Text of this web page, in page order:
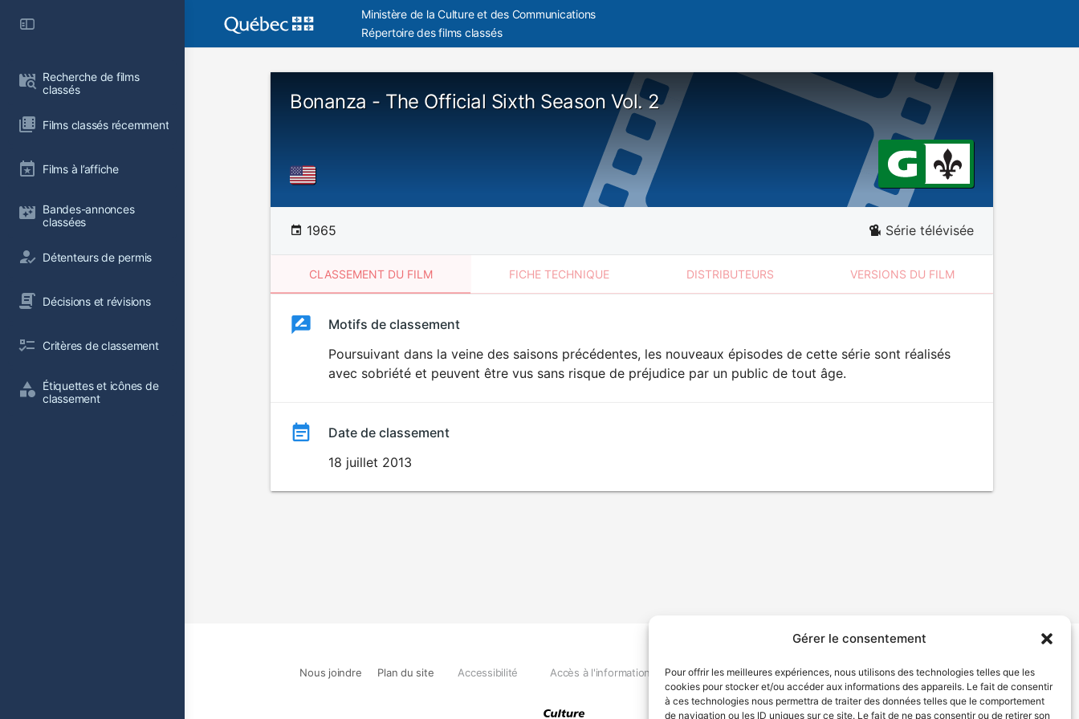
Gérer le consentement
Pour offrir les meilleures expériences, nous utilisons des technologies telles que les
cookies pour stocker et/ou accéder aux informations des appareils. Le fait de consentir
à ces technologies nous permettra de traiter des données telles que le comportement
de navigation ou les ID uniques sur ce site. Le fait de ne pas consentir ou de retirer son
Recherche de films
classés
Films classés récemment
Films à l’affiche
Bandes-annonces
classées
Détenteurs de permis
Décisions et révisions
Critères de classement
Étiquettes et icônes de
classement
Ministère de la Culture et des Communications
Répertoire des films classés
Bonanza - The Official Sixth Season Vol. 2
1965 Série télévisée
CLASSEMENT DU FILM FICHE TECHNIQUE DISTRIBUTEURS VERSIONS DU FILM
ClassementClassement
Motifs de classement
Poursuivant dans la veine des saisons précédentes, les nouveaux épisodes de cette série sont réalisés
avec sobriété et peuvent être vus sans risque de préjudice par un public de tout âge.
Date de classement
18 juillet 2013
Nous joindre Plan du site Accessibilité Accès à l'information Déclaration de services Politique de confidentialité